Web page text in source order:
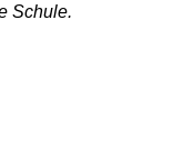
Schule.